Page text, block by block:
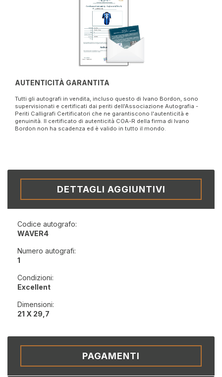
AUTENTICITÀ GARANTITA
Tutti gli autografi in vendita, incluso questo di Ivano Bordon, sono
supervisionati e certificati dai periti dell'Associazione Autografia -
Periti Calligrafi Certificatori che ne garantiscono l'autenticità e
genuinità. Il certificato di autenticità COA-R della firma di Ivano
Bordon non ha scadenza ed è valido in tutto il mondo.
DETTAGLI AGGIUNTIVI
Codice autografo:
WAVER4
Numero autografi:
1
Condizioni:
Excellent
Dimensioni:
21 X 29,7
PAGAMENTI